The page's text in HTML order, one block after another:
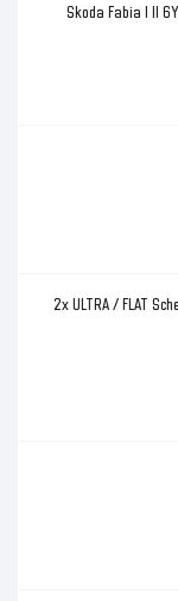
Skoda Fabia I II
2x ULTRA / FLAT